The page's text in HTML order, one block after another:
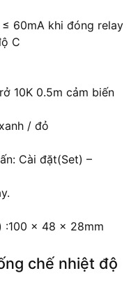
60mA khi đóng relay
C
10K 0.5m cảm biến
/ đỏ
Cài đặt(Set) –
:100 x 48 x 28mm
chế nhiệt độ